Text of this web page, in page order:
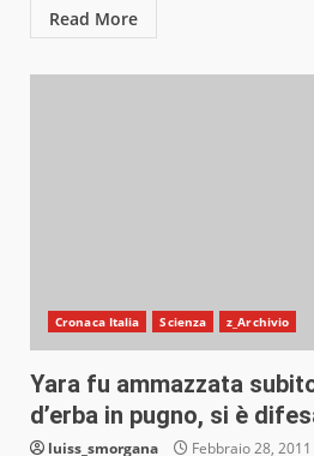
Read More
Cronaca Italia Scienza z_Archivio
Yara fu ammazzata
d’erba in pugno, si è
luiss_smorgana Febbraio 28, 2011